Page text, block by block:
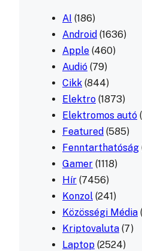
AI (186)
Android (1636)
Apple (460)
Audió (79)
Cikk (844)
Elektro (1873)
Elektromos autó
Featured (585)
Fenntarthatóság
Gamer (1118)
Hír (7456)
Konzol (241)
Közösségi Média
Kriptovaluta (7)
Laptop (2524)